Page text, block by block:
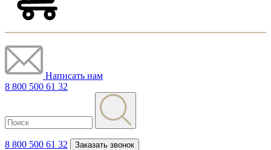
Написать нам
8 800 500 61 32
8 800 500 61 32 Заказать звонок